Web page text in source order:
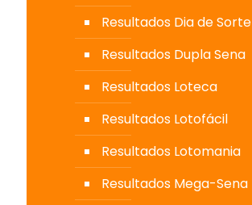
Resultados Dia de Sorte
Resultados Dupla Sena
Resultados Loteca
Resultados Lotofácil
Resultados Lotomania
Resultados Mega-Sena